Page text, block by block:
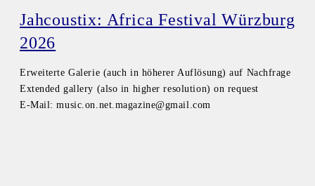
Jahcoustix: Africa Festival Würzburg
2026
Erweiterte Galerie (auch in höherer Auflösung) auf Nachfrage
Extended gallery (also in higher resolution) on request
E-Mail: music.on.net.magazine@gmail.com